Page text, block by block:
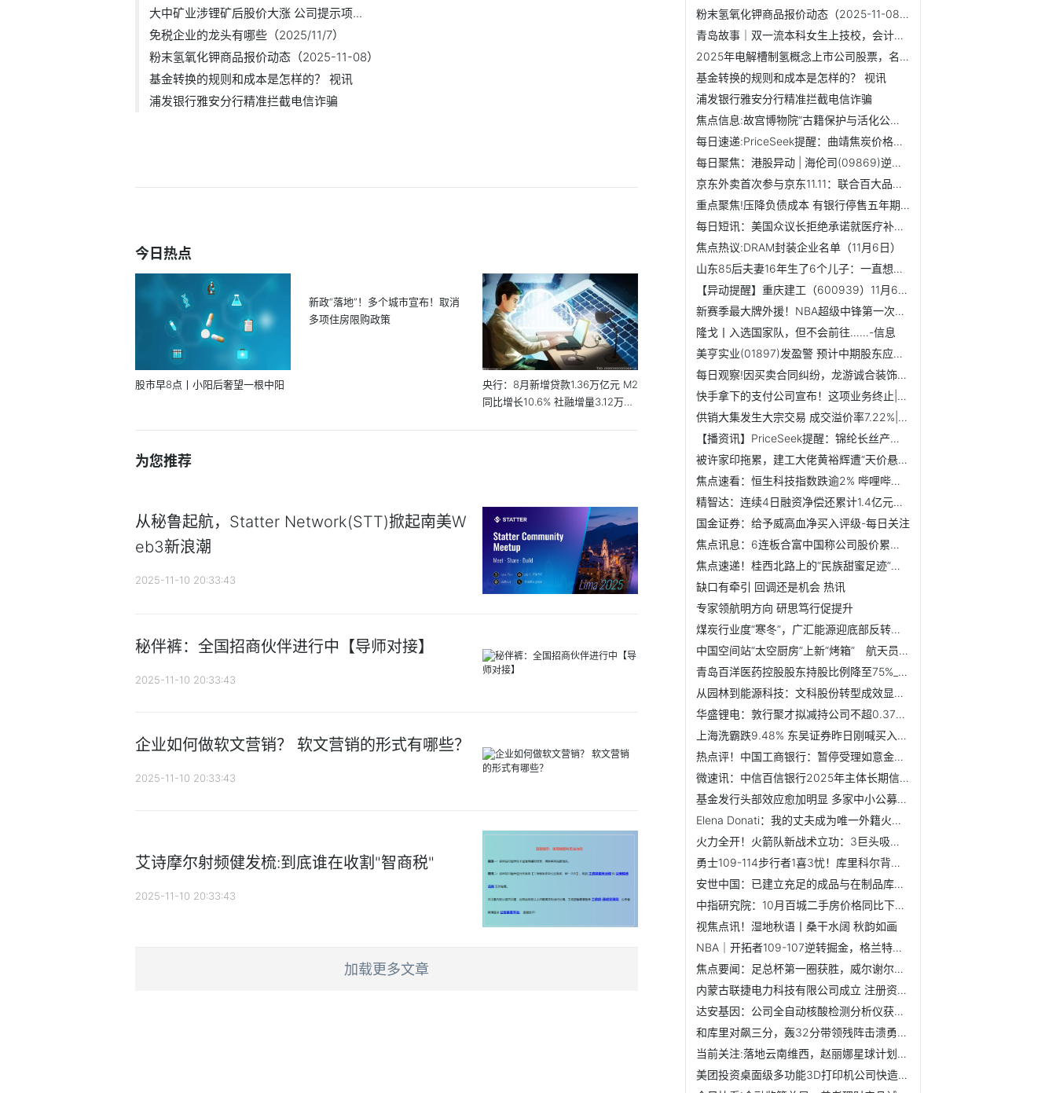
大中矿业涉锂矿后股价大涨 公司提示项...
免税企业的龙头有哪些（2025/11/7）
粉末氢氧化钾商品报价动态（2025-11-08）
基金转换的规则和成本是怎样的？ 视讯
浦发银行雅安分行精准拦截电信诈骗
今日热点
股市早8点丨小阳后奢望一根中阳
新政“落地”！多个城市宣布！取消
多项住房限购政策
央行：8月新增贷款1.36万亿元 M2
同比增长10.6% 社融增量3.12万亿
为您推荐
从秘鲁起航，Statter Network(STT)掀起南美W
eb3新浪潮
2025-11-10 20:33:43
秘伴裤：全国招商伙伴进行中【导师对接】
2025-11-10 20:33:43
企业如何做软文营销？ 软文营销的形式有哪些？
2025-11-10 20:33:43
艾诗摩尔射频健发梳:到底谁在收割"智商税"
2025-11-10 20:33:43
加载更多文章
粉末氢氧化钾商品报价动态（2025-11-08）
青岛故事｜双一流本科女生上技校，会计跨界学电气闯出职业新...
2025年电解槽制氢概念上市公司股票，名单整理汇总！（11月7日...
基金转换的规则和成本是怎样的？ 视讯
浦发银行雅安分行精准拦截电信诈骗
焦点信息:故宫博物院“古籍保护与活化公益项目（一期）”成果...
每日速递:PriceSeek提醒：曲靖焦炭价格偏强运行
每日聚焦：港股异动 | 海伦司(09869)逆市涨超17% 公司拟在...
京东外卖首次参与京东11.11：联合百大品牌立冬请客1000万份，...
重点聚焦!压降负债成本 有银行停售五年期定存产品
每日短讯：美国众议长拒绝承诺就医疗补贴进行表决
焦点热议:DRAM封装企业名单（11月6日）
山东85后夫妻16年生了6个儿子：一直想生个女儿，没想到都是儿...
【异动提醒】重庆建工（600939）11月6日13点46分触及涨停板
新赛季最大牌外援！NBA超级中锋第一次来CBA，能否改变争冠格局？
隆戈丨入选国家队，但不会前往……-信息
美亨实业(01897)发盈警 预计中期股东应占利润将同比减少约80%至95%
每日观察!因买卖合同纠纷，龙游诚合装饰材料有限公司起诉龙元...
快手拿下的支付公司宣布！这项业务终止|每日消息
供销大集发生大宗交易 成交溢价率7.22%|观天下
【播资讯】PriceSeek提醒：锦纶长丝产量增供需矛盾突出
被许家印拖累，建工大佬黄裕辉遭“天价悬赏”：最高可达2500...
焦点速看：恒生科技指数跌逾2% 哔哩哔哩跌超5%
精智达：连续4日融资净偿还累计1.4亿元（11-04）_焦点速看
国金证券：给予威高血净买入评级-每日关注
焦点讯息：6连板合富中国称公司股价累计涨幅已严重偏离基本面
焦点速递！桂西北路上的“民族甜蜜足迹”——记“最美货车司...
缺口有牵引 回调还是机会 热讯
专家领航明方向 研思笃行促提升
煤炭行业度“寒冬”，广汇能源迎底部反转机遇
中国空间站“太空厨房”上新“烤箱” 航天员食品实现在轨烹...
青岛百洋医药控股股东持股比例降至75%_每日短讯
从园林到能源科技：文科股份转型成效显现，低估值蕴含修复机遇
华盛锂电：敦行聚才拟减持公司不超0.37%股份
上海洗霸跌9.48% 东吴证券昨日刚喊买入就跌|要闻速递
热点评！中国工商银行：暂停受理如意金积存业务的开户、主动...
微速讯：中信百信银行2025年主体长期信用评级保持AAA
基金发行头部效应愈加明显 多家中小公募“颗粒无收”
Elena Donati：我的丈夫成为唯一外籍火炬手倍感荣幸
火力全开！火箭队新战术立功：3巨头吸引包夹，激活外线射手群...
勇士109-114步行者1喜3忧！库里科尔背锅，霍福德隐患越来越大！
安世中国：已建立充足的成品与在制品库存 能够稳定、持续地...
中指研究院：10月百城二手房价格同比下跌7.60%，年末新房销售...
视焦点讯！湿地秋语丨桑干水阔 秋韵如画
NBA｜开拓者109-107逆转掘金，格兰特罚球绝杀，杨瀚森未出战
焦点要闻：足总杯第一圈获胜，威尔谢尔上任后卢顿已取得三连胜
内蒙古联捷电力科技有限公司成立 注册资本100万人民币
达安基因：公司全自动核酸检测分析仪获得医疗器械注册证
和库里对飙三分，轰32分带领残阵击溃勇士！这位二轮秀什么来头？
当前关注:落地云南维西，赵丽娜星球计划第14座公益球场投入使用
美团投资桌面级多功能3D打印机公司快造科技